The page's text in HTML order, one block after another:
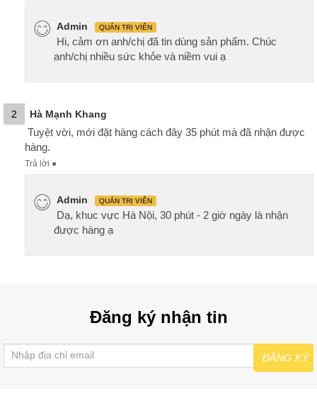
Admin QUẢN TRỊ VIÊN
Hi, cảm ơn anh/chị đã tin dùng sản phẩm. Chúc
anh/chị nhiều sức khỏe và niềm vui ạ
2 Hà Mạnh Khang
Tuyệt vời, mới đặt hàng cách đây 35 phút mà đã nhận được
hàng.
Trả lời ●
Admin QUẢN TRỊ VIÊN
Dạ, khuc vực Hà Nội, 30 phút - 2 giờ ngày là nhận
được hàng ạ
Đăng ký nhận tin
ĐĂNG KÝ